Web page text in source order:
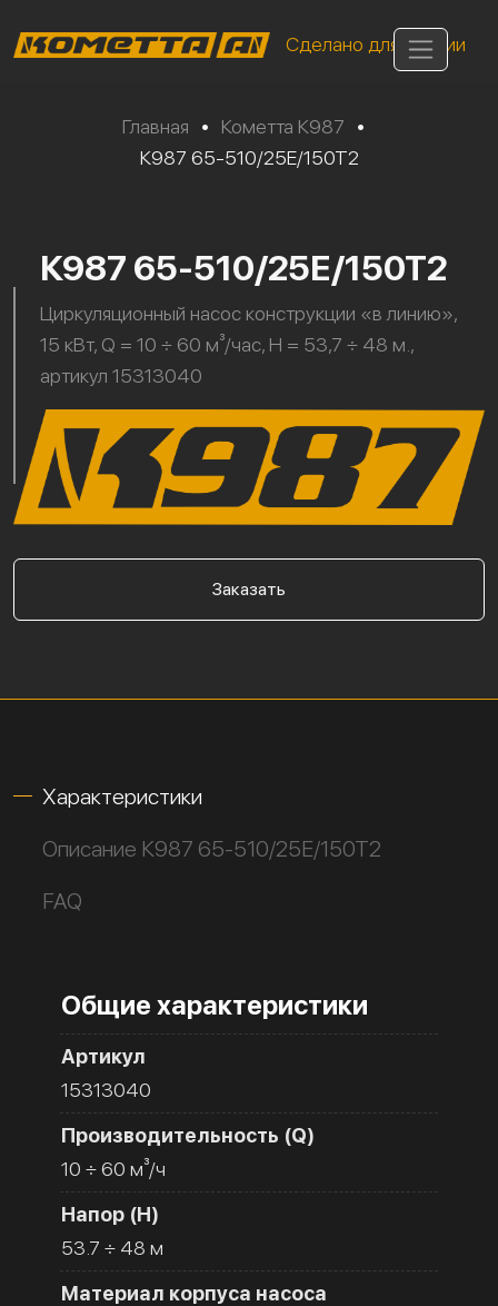
Сделано для России
Главная • Кометта К987
•
К987 65-510/25Е/150Т2
К987 65-510/25Е/150Т2
Циркуляционный насос конструкции «в линию»,
15 кВт, Q = 10 ÷ 60 м³/час, H = 53,7 ÷ 48 м.,
артикул 15313040
Заказать
Характеристики
Описание К987 65-510/25Е/150Т2
FAQ
Общие характеристики
Артикул
15313040
Производительность (Q)
10 ÷ 60 м³/ч
Напор (H)
53.7 ÷ 48 м
Материал корпуса насоса